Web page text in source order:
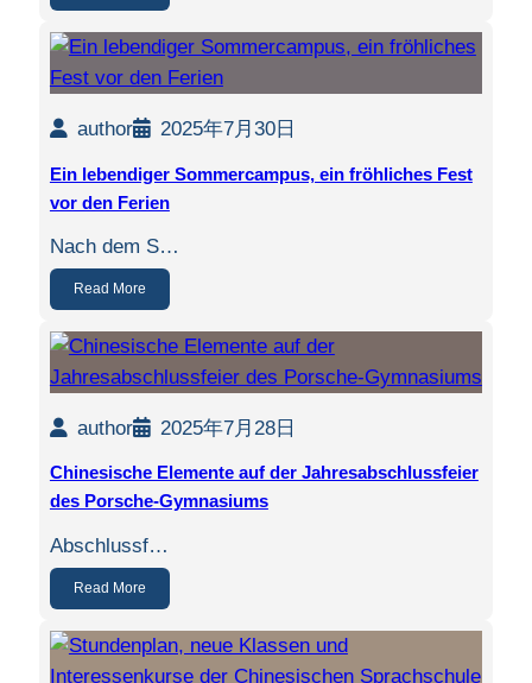
author 2025年7月30日
Ein lebendiger Sommercampus, ein fröhliches Fest
vor den Ferien
Nach dem S…
Read More
author 2025年7月28日
Chinesische Elemente auf der Jahresabschlussfeier
des Porsche-Gymnasiums
Abschlussf…
Read More